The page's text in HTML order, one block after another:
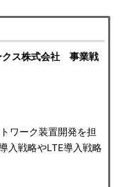
クス株式会社 事業戦
ワーク装置開発を担
入戦略やLTE導入戦略